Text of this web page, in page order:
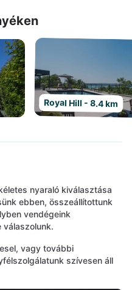
Royal Hill - 8.4 km
nyaraló kiválasztása
ebben, összeállítottunk
vendégeink
vagy további
szívesen áll